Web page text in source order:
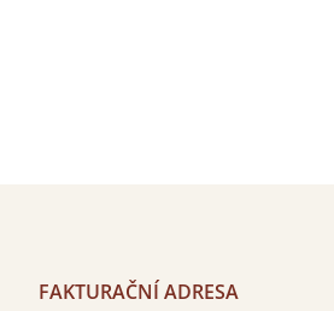
FAKTURAČNÍ ADRESA